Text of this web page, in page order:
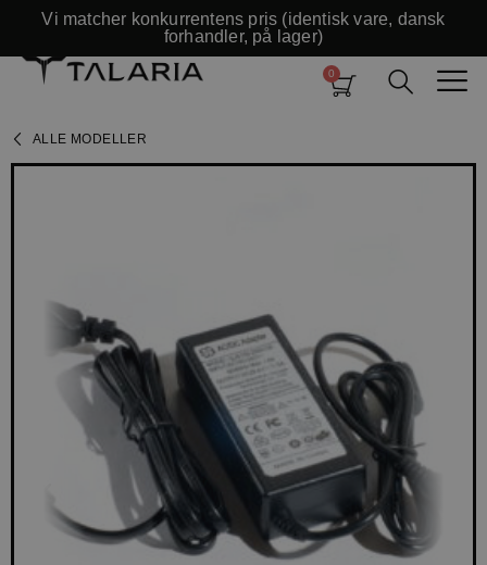
Vi matcher konkurrentens pris (identisk vare, dansk
forhandler, på lager)
ALLE MODELLER